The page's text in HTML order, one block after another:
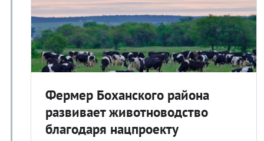
Фермер Боханского района
развивает животноводство
благодаря нацпроекту